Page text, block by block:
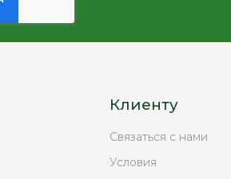
Клиенту
Связаться с нами
Условия